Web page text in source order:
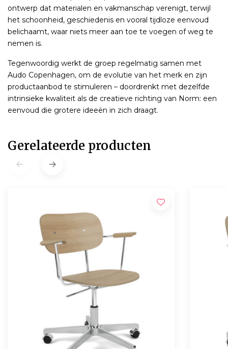
ontwerp dat materialen en vakmanschap verenigt, terwijl
het schoonheid, geschiedenis en vooral tijdloze eenvoud
belichaamt, waar niets meer aan toe te voegen of weg te
nemen is.
Tegenwoordig werkt de groep regelmatig samen met
Audo Copenhagen, om de evolutie van het merk en zijn
productaanbod te stimuleren – doordrenkt met dezelfde
intrinsieke kwaliteit als de creatieve richting van Norm: een
eenvoud die grotere ideeën in zich draagt.
Gerelateerde producten